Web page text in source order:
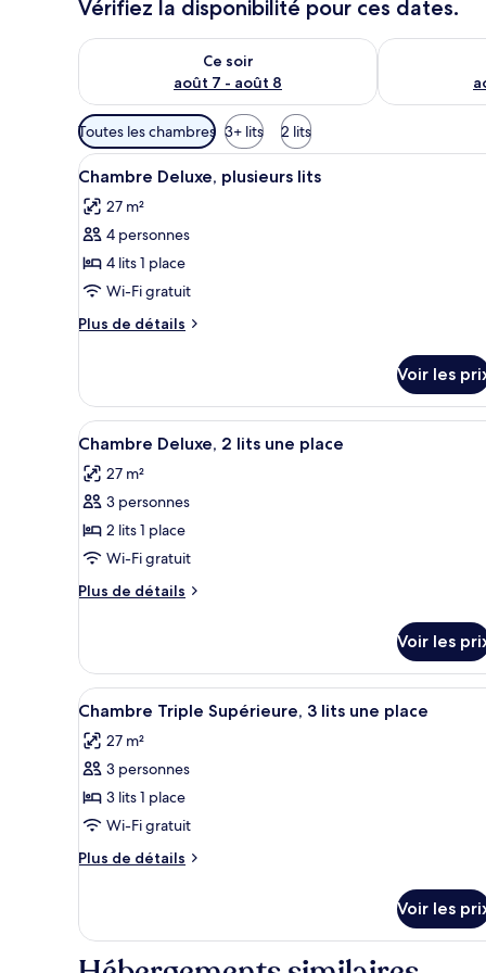
Vérifiez la disponibilité pour ces dates.
Ce soir
août 7 - août 8
Vérifier la disponibilité pour ce soir août 7 - août 8
Vérifier la
Filtres
disponibles
pour
les
chambres
Toutes les chambres 3+ lits 2 lits
Afficher
toutes
les
photos
pour
ce
type
de
Chambre
Deluxe,
plusieurs
lits
Une chambre d’hôtel avec
5
Chambre Deluxe, plusieurs lits
27 m²
4 personnes
4 lits 1 place
Wi-Fi gratuit
Plus de détails
Plus
le
type
de
Chambre
Deluxe,
lits
Voir les
Afficher
toutes
les
photos
pour
ce
type
de
Chambre
Deluxe,
2
lits
une
place
Une chambre d’hôtel avec
6
Chambre Deluxe, 2 lits une place
27 m²
3 personnes
2 lits 1 place
Wi-Fi gratuit
Plus de détails
Plus
le
type
de
Chambre
Deluxe,
lits
une
Voir les
Afficher
toutes
les
photos
pour
ce
type
de
Chambre
Triple
Une chambre d’hôtel avec
4
Chambre Triple Supérieure, 3 lits une place
27 m²
3 personnes
3 lits 1 place
Wi-Fi gratuit
Plus de détails
Plus
le
type
Voir les